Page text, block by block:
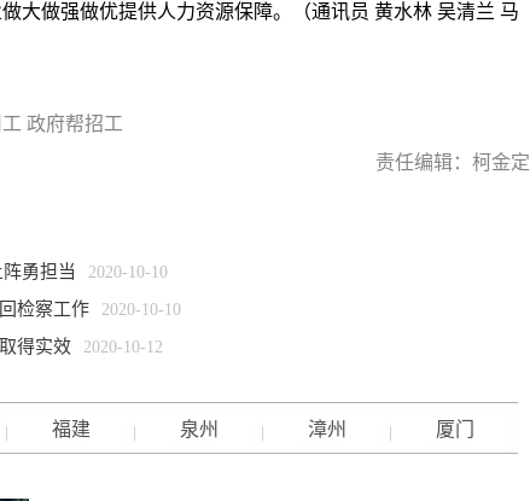
大做强做优提供人力资源保障。（通讯员 黄水林 吴清兰 马
政府帮招工
责任编辑：柯金定
勇担当 2020-10-10
检察工作 2020-10-10
得实效 2020-10-12
福建 泉州 漳州 厦门